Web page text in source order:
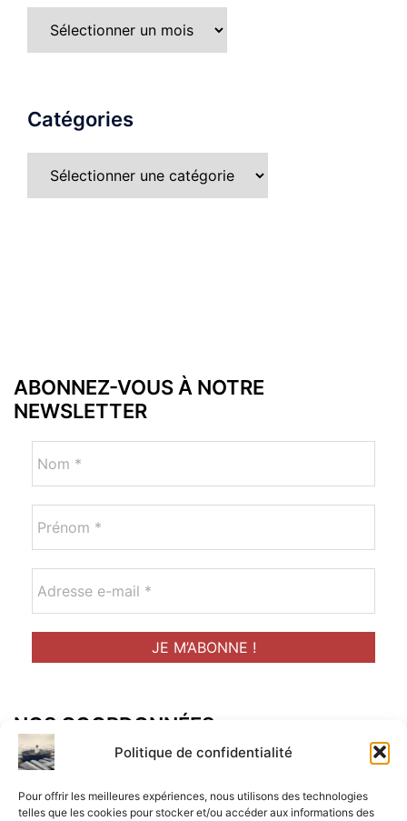
Politique de confidentialité
Pour offrir les meilleures expériences, nous utilisons des technologies
telles que les cookies pour stocker et/ou accéder aux informations des
Catégories
ABONNEZ-VOUS À NOTRE
NEWSLETTER
NOS COORDONNÉES
Adresse postal :
ALCF
34 Rue René Brunen